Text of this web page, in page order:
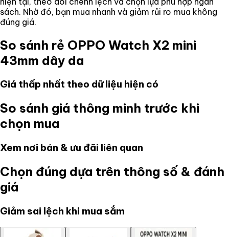
sách. Nhờ đó, bạn mua nhanh và giảm rủi ro mua không
đúng giá.
So sánh rẻ OPPO Watch X2 mini
43mm dây da
Giá thấp nhất theo dữ liệu hiện có
So sánh giá thông minh trước khi
chọn mua
Xem nơi bán & ưu đãi liên quan
Chọn đúng dựa trên thông số & đánh
giá
Giảm sai lệch khi mua sắm